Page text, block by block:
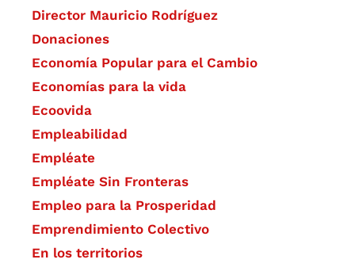
Director Mauricio Rodríguez
Donaciones
Economía Popular para el Cambio
Economías para la vida
Ecoovida
Empleabilidad
Empléate
Empléate Sin Fronteras
Empleo para la Prosperidad
Emprendimiento Colectivo
En los territorios